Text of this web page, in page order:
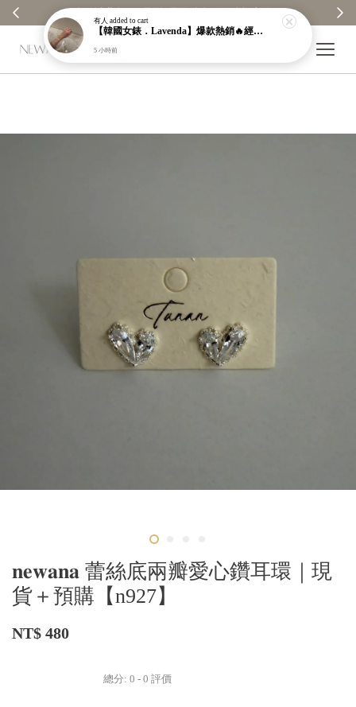
限 ✨ 【分享購物評價💬】贈$30元購物金
𝐧𝐞𝐰𝐚𝐧𝐚 蕾絲底兩瓣愛心鑽耳環｜現
貨＋預購【n927】
NT$ 480
總分: 0 - 0 評價
有人 added to cart
【韓國女錶．Lavenda】爆款熱銷🔥經典之作老錢風編織紋理奢華金錶【nk64】
5 小時前